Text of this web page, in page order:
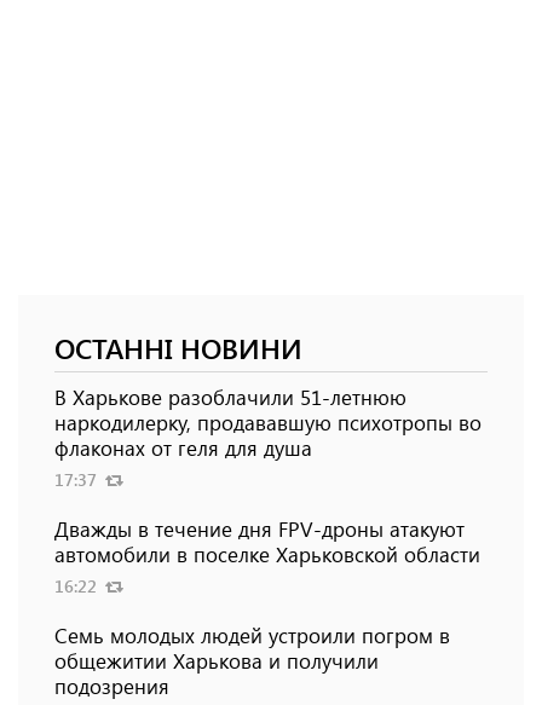
ОСТАННІ НОВИНИ
В Харькове разоблачили 51-летнюю
наркодилерку, продававшую психотропы во
флаконах от геля для душа
17:37
Дважды в течение дня FPV-дроны атакуют
автомобили в поселке Харьковской области
16:22
Семь молодых людей устроили погром в
общежитии Харькова и получили
подозрения